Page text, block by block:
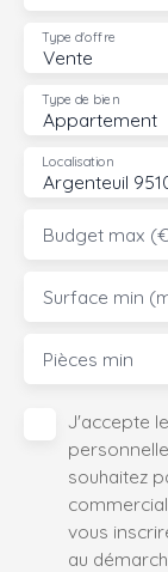
Vente
Type d'offre
Appartement
Type de bien
Argenteuil
Localisation
Budget max
Surface min
Pièces min
J'accepte
souhaitez
vous
au